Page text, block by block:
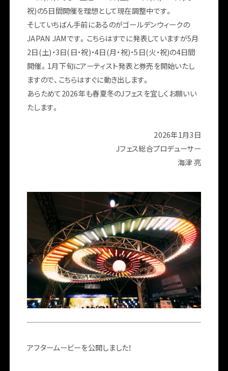
祝)の5日間開催を理想として現在調整中です。
そしていちばん手前にあるのがゴールデンウィークの
JAPAN JAMです。こちらはすでに発表していますが5月
2日(土)・3日(日・祝)・4日(月・祝)・5日(火・祝)の4日間
開催。1月下旬にアーティスト発表と券売を開始いたし
ますので、こちらはすぐに動き出します。
あらためて2026年も春夏冬のJフェスを宜しくお願いい
たします。
2026年1月3日
Jフェス総合プロデューサー
海津 亮
アフタームービーを公開しました！